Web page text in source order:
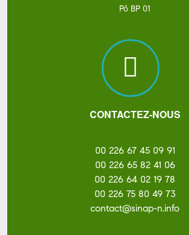
Pô BP 01
CONTACTEZ-NOUS
00 226 67 45 09 91
00 226 65 82 41 06
00 226 64 02 19 78
00 226 75 80 49 73
contact@sinap-n.info